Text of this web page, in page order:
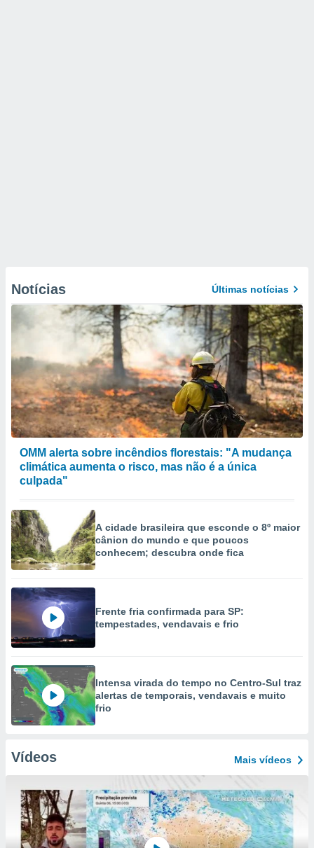
Notícias Últimas notícias
OMM alerta sobre incêndios florestais: "A mudança
climática aumenta o risco, mas não é a única
culpada"
A cidade brasileira que esconde o 8º maior
cânion do mundo e que poucos
conhecem; descubra onde fica
Frente fria confirmada para SP:
tempestades, vendavais e frio
Intensa virada do tempo no Centro-Sul traz
alertas de temporais, vendavais e muito
frio
Vídeos Mais vídeos